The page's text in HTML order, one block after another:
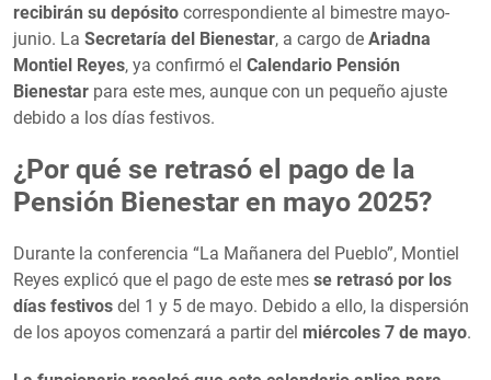
recibirán su depósito correspondiente al bimestre mayo-
junio. La Secretaría del Bienestar, a cargo de Ariadna
Montiel Reyes, ya confirmó el Calendario Pensión
Bienestar para este mes, aunque con un pequeño ajuste
debido a los días festivos.
¿Por qué se retrasó el pago de la
Pensión Bienestar en mayo 2025?
Durante la conferencia “La Mañanera del Pueblo”, Montiel
Reyes explicó que el pago de este mes se retrasó por los
días festivos del 1 y 5 de mayo. Debido a ello, la dispersión
de los apoyos comenzará a partir del miércoles 7 de mayo.